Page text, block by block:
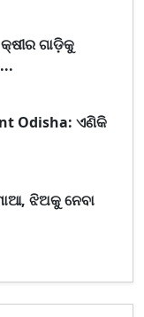
ଗାଡ଼ିକୁ
Odisha: ଏଣିକି
ଝିଅକୁ ନେବା